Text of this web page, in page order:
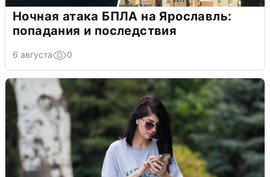
Ночная атака БПЛА на Ярославль:
попадания и последствия
6 августа 0